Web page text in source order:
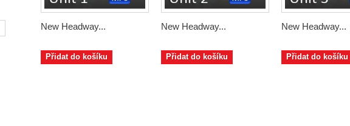
New Headway...
Přidat do košíku
New Headway...
Přidat do košíku
New Headway...
Přidat do košíku